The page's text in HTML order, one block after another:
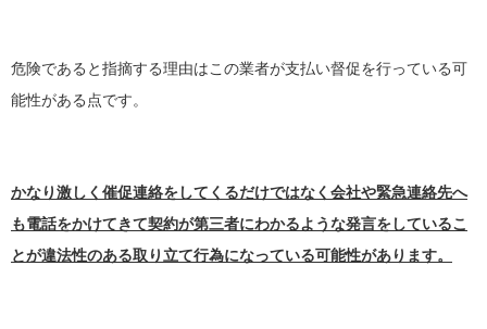
危険であると指摘する理由はこの業者が支払い督促を行っている可
能性がある点です。
かなり激しく催促連絡をしてくるだけではなく会社や緊急連絡先へ
も電話をかけてきて契約が第三者にわかるような発言をしているこ
とが違法性のある取り立て行為になっている可能性があります。